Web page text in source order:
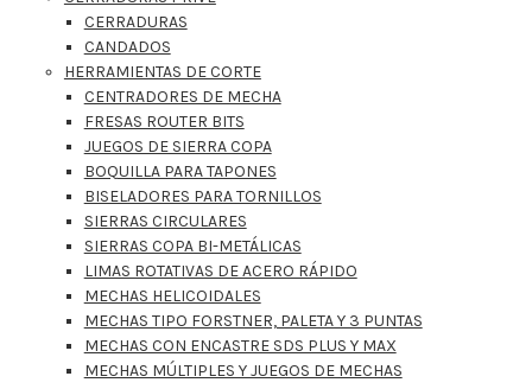
CERRADURAS
CANDADOS
HERRAMIENTAS DE CORTE
CENTRADORES DE MECHA
FRESAS ROUTER BITS
JUEGOS DE SIERRA COPA
BOQUILLA PARA TAPONES
BISELADORES PARA TORNILLOS
SIERRAS CIRCULARES
SIERRAS COPA BI-METÁLICAS
LIMAS ROTATIVAS DE ACERO RÁPIDO
MECHAS HELICOIDALES
MECHAS TIPO FORSTNER, PALETA Y 3 PUNTAS
MECHAS CON ENCASTRE SDS PLUS Y MAX
MECHAS MÚLTIPLES Y JUEGOS DE MECHAS